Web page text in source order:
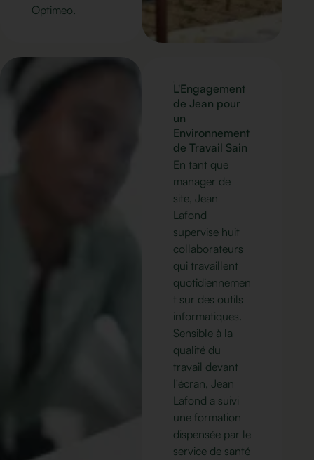
Optimeo.
L'Engagement
de Jean pour
un
Environnement
de Travail Sain
En tant que
manager de
site, Jean
Lafond
supervise huit
collaborateurs
qui travaillent
quotidiennemen
t sur des outils
informatiques.
Sensible à la
qualité du
travail devant
l'écran, Jean
Lafond a suivi
une formation
dispensée par le
service de santé